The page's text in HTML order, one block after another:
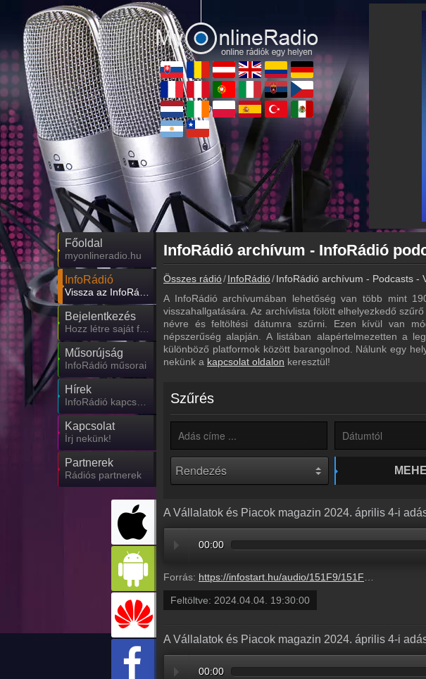
Főoldal
myonlineradio.hu
InfoRádió
Bejelentkezés
Műsorújság
InfoRádió műsorai
Hírek
Kapcsolat
Írj nekünk!
Partnerek
Rádiós partnerek
InfoRádió archívum - InfoRádió
Összes rádió InfoRádió InfoRádió archívum - Podcasts -
A InfoRádió archívumában lehetőség van több mint
visszahallgatására. Az archívlista fölött elhelyezkedő
névre és feltöltési dátumra szűrni. Ezen kívül van
népszerűség alapján. A listában alapértelmezetten a
különböző platformok között barangolnod. Nálunk egy
nekünk a kapcsolat oldalon keresztül!
Szűrés
A Vállalatok és Piacok magazin 2024. április 4-i
00:00
Forrás: https://infostart.hu/audio/151F9/151F9B7F.mp3
Feltöltve: 2024.04.04. 19:30:00
A Vállalatok és Piacok magazin 2024. április 4-i
00:00